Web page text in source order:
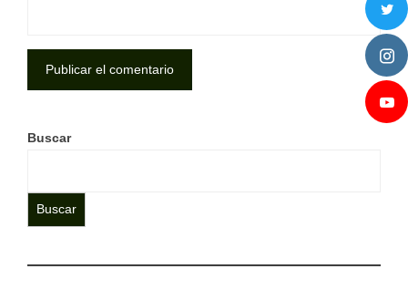
Buscar
Buscar